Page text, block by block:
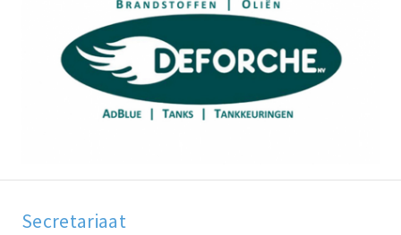
Secretariaat